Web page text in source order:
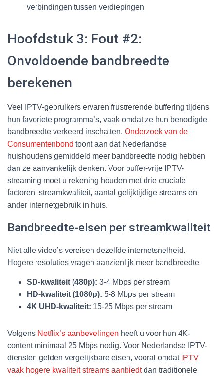
verbindingen tussen verdiepingen
Hoofdstuk 3: Fout #2:
Onvoldoende bandbreedte
berekenen
Veel IPTV-gebruikers ervaren frustrerende buffering tijdens
hun favoriete programma’s, vaak omdat ze hun benodigde
bandbreedte verkeerd inschatten. Onderzoek van de
Consumentenbond toont aan dat Nederlandse
huishoudens gemiddeld meer bandbreedte nodig hebben
dan ze aanvankelijk denken. Voor buffer-vrije IPTV-
streaming moet u rekening houden met drie cruciale
factoren: streamkwaliteit, aantal gelijktijdige streams en
ander internetgebruik in huis.
Bandbreedte-eisen per streamkwaliteit
Niet alle video’s vereisen dezelfde internetsnelheid.
Hogere resoluties vragen aanzienlijk meer bandbreedte:
SD-kwaliteit (480p): 3-4 Mbps per stream
HD-kwaliteit (1080p): 5-8 Mbps per stream
4K UHD-kwaliteit: 15-25 Mbps per stream
Volgens Netflix’s aanbevelingen heeft u voor hun 4K-
content minimaal 25 Mbps nodig. Voor Nederlandse IPTV-
diensten gelden vergelijkbare eisen, vooral omdat IPTV
vaak hogere kwaliteit streams aanbiedtdan traditionele